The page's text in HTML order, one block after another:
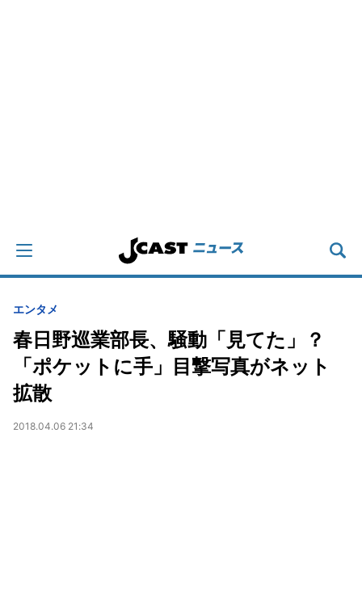
エンタメ
春日野巡業部長、騒動「見てた」？
「ポケットに手」目撃写真がネット
拡散
2018.04.06 21:34